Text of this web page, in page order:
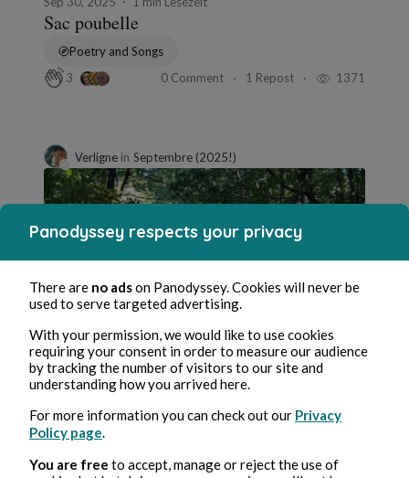
Sac poubelle
Poetry and Songs
3
0 Comment 1 Repost 1371
Verligne in Septembre (2025!)
Sep 21, 2025 2 min Lesezeit
Sein
1
Panodyssey respects your privacy
There are no adson Panodyssey. Cookies will never be
used to serve targeted advertising.
With your permission, we would like to use cookies
requiring your consent in order to measure our audience
by tracking the number of visitors to our site and
understanding how you arrived here.
For more information you can check out our Privacy
Policy page
You are free to accept, manage or reject the use of